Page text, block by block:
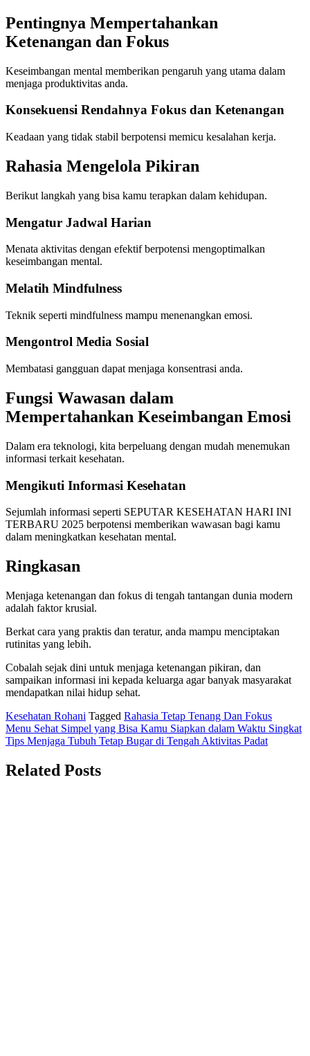
Pentingnya Mempertahankan
Ketenangan dan Fokus
Keseimbangan mental memberikan pengaruh yang utama dalam
menjaga produktivitas anda.
Konsekuensi Rendahnya Fokus dan Ketenangan
Keadaan yang tidak stabil berpotensi memicu kesalahan kerja.
Rahasia Mengelola Pikiran
Berikut langkah yang bisa kamu terapkan dalam kehidupan.
Mengatur Jadwal Harian
Menata aktivitas dengan efektif berpotensi mengoptimalkan
keseimbangan mental.
Melatih Mindfulness
Teknik seperti mindfulness mampu menenangkan emosi.
Mengontrol Media Sosial
Membatasi gangguan dapat menjaga konsentrasi anda.
Fungsi Wawasan dalam
Mempertahankan Keseimbangan Emosi
Dalam era teknologi, kita berpeluang dengan mudah menemukan
informasi terkait kesehatan.
Mengikuti Informasi Kesehatan
Sejumlah informasi seperti SEPUTAR KESEHATAN HARI INI
TERBARU 2025 berpotensi memberikan wawasan bagi kamu
dalam meningkatkan kesehatan mental.
Ringkasan
Menjaga ketenangan dan fokus di tengah tantangan dunia modern
adalah faktor krusial.
Berkat cara yang praktis dan teratur, anda mampu menciptakan
rutinitas yang lebih.
Cobalah sejak dini untuk menjaga ketenangan pikiran, dan
sampaikan informasi ini kepada keluarga agar banyak masyarakat
mendapatkan nilai hidup sehat.
Kesehatan Rohani Tagged Rahasia Tetap Tenang Dan Fokus
Navigasi
pos
Menu Sehat Simpel yang Bisa Kamu Siapkan dalam Waktu Singkat
Tips Menjaga Tubuh Tetap Bugar di Tengah Aktivitas Padat
Related Posts